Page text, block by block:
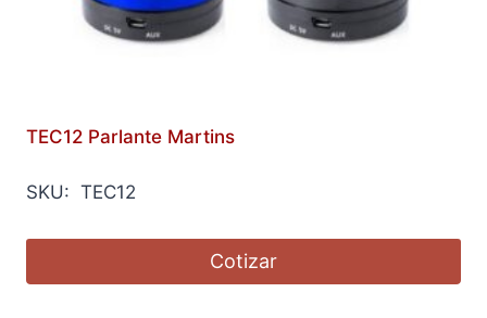
TEC12 Parlante Martins
SKU: TEC12
Cotizar